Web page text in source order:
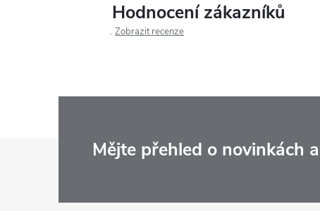
Hodnocení zákazníků
Zobrazit recenze
Mějte přehled o novinkách